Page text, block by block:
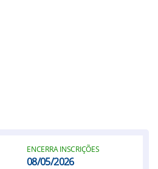
ENCERRA INSCRIÇÕES
08/05/2026